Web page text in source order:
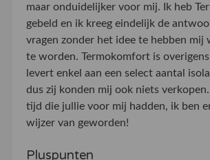
maar onduidelijker voor mij. Ik heb
gebeld en ik kreeg eindelijk de
vragen zonder het idee te hebben mij
te worden. Termokomfort is
levert enkel aan een select aantal
dus zij konden mij ook niets
tijd die jullie voor mij hadden, ik ben
wijzer van geworden!
Pluspunten